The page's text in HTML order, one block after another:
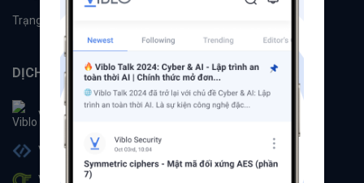
Trạng thái hệ thống
DỊCH VỤ
Viblo
Viblo Code
Viblo CTF